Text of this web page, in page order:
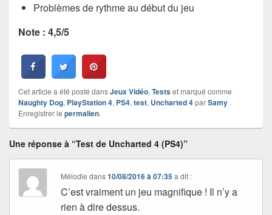
Problèmes de rythme au début du jeu
Note : 4,5/5
Cet article a été posté dansJeux Vidéo,Testset marqué comme
Naughty Dog, PlayStation 4, PS4,test, Uncharted 4parSamy .
Enregistrer le permalien.
Une réponse à “Test de Uncharted 4 (PS4)”
Mélodie dans10/08/2016 à 07:35 a dit :
C’est vraiment un jeu magnifique ! Il n’y a
rien à dire dessus.